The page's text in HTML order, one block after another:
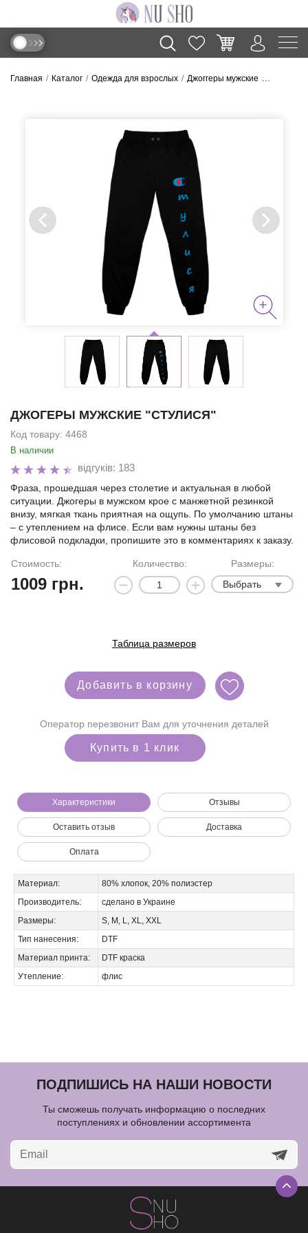
Главная Каталог Одежда для взрослых Джоггеры мужские Джогеры
ДЖОГЕРЫ МУЖСКИЕ "СТУЛИСЯ"
Код товару: 4468
В наличии
відгуків: 183
Фраза, прошедшая через столетие и актуальная в любой
ситуации. Джогеры в мужском крое с манжетной резинкой
внизу, мягкая ткань приятная на ощупь. По умолчанию штаны
– с утеплением на флисе. Если вам нужны штаны без
флисовой подкладки, пропишите это в комментариях к заказу.
Стоимость:
1009 грн.
Количество:
Размеры:
Выбрать
Таблица размеров
Добавить в корзину
Оператор перезвонит Вам для уточнения деталей
Купить в 1 клик
Характеристики Отзывы
Оставить отзыв Доставка
Оплата
Материал:
80% хлопок, 20% полиэстер
Производитель:
сделано в Украине
Размеры:
S, M, L, XL, XXL
Тип нанесения:
DTF
Материал принта:
DTF краска
Утепление:
флис
ПОДПИШИСЬ НА НАШИ НОВОСТИ
Ты сможешь получать информацию о последних
поступлениях и обновлении ассортимента
Мы позвоним вам на номер: